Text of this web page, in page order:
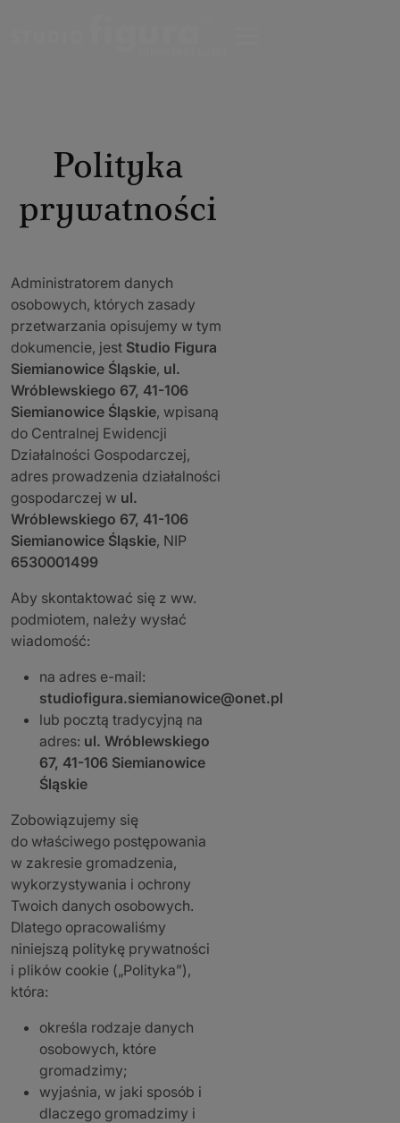
Polityka
prywatności
Administratorem danych
osobowych, których zasady
przetwarzania opisujemy w tym
dokumencie, jest Studio Figura
Siemianowice Śląskie, ul.
Wróblewskiego 67, 41-106
Siemianowice Śląskie, wpisaną
do Centralnej Ewidencji
Działalności Gospodarczej,
adres prowadzenia działalności
gospodarczej w ul.
Wróblewskiego 67, 41-106
Siemianowice Śląskie, NIP
6530001499
Aby skontaktować się z ww.
podmiotem, należy wysłać
wiadomość:
na adres e-mail:
studiofigura.siemianowice@onet.pl
lub pocztą tradycyjną na
adres: ul. Wróblewskiego
67, 41-106 Siemianowice
Śląskie
Zobowiązujemy się
do właściwego postępowania
w zakresie gromadzenia,
wykorzystywania i ochrony
Twoich danych osobowych.
Dlatego opracowaliśmy
niniejszą politykę prywatności
i plików cookie („Polityka”),
która:
określa rodzaje danych
osobowych, które
gromadzimy;
wyjaśnia, w jaki sposób i
dlaczego gromadzimy i